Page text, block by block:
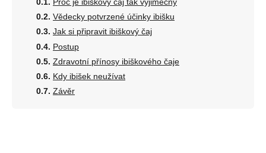
Vědecky potvrzené účinky ibišku
Jak si připravit ibiškový čaj
Postup
Zdravotní přínosy ibiškového čaje
Kdy ibišek neužívat
Závěr